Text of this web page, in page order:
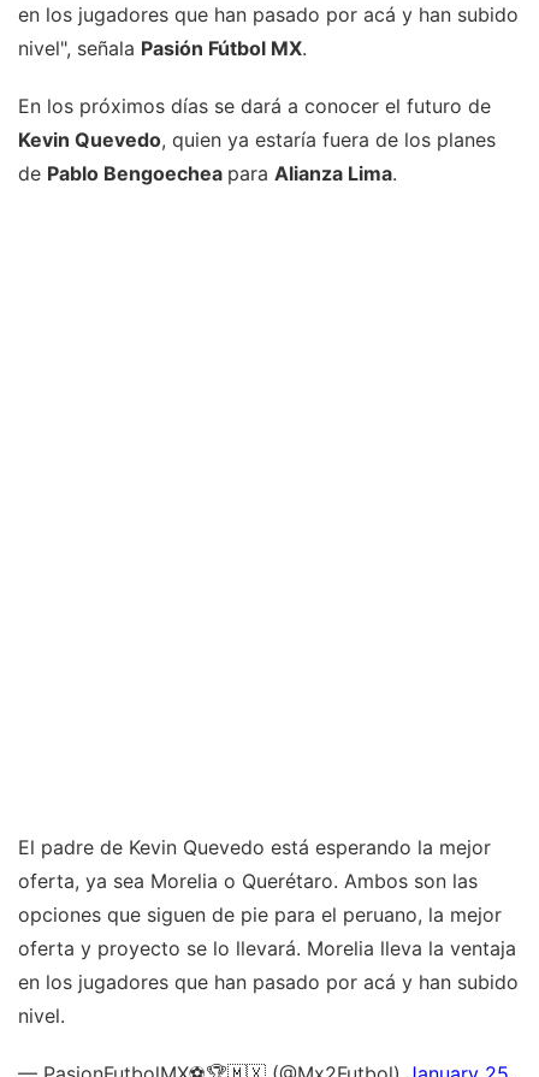
en los jugadores que han pasado por acá y han subido
nivel", señala Pasión Fútbol MX.
En los próximos días se dará a conocer el futuro de
Kevin Quevedo, quien ya estaría fuera de los planes
de Pablo Bengoechea para Alianza Lima.
El padre de Kevin Quevedo está esperando la mejor
oferta, ya sea Morelia o Querétaro. Ambos son las
opciones que siguen de pie para el peruano, la mejor
oferta y proyecto se lo llevará. Morelia lleva la ventaja
en los jugadores que han pasado por acá y han subido
nivel.